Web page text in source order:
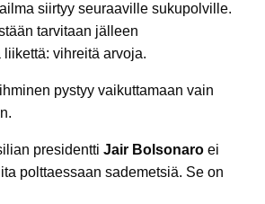
siirtyy seuraaville sukupolville.
tarvitaan jälleen
vihreitä arvoja.
pystyy vaikuttamaan vain
presidentti Jair Bolsonaro ei
polttaessaan sademetsiä. Se on